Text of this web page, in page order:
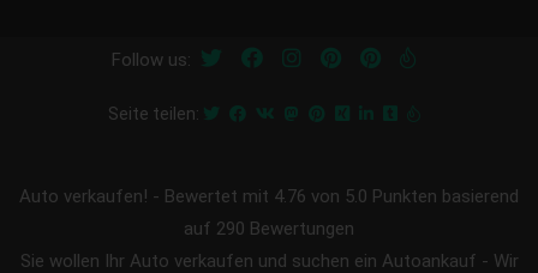
Follow us:
Seite teilen:
Auto verkaufen! - Bewertet mit 4.76 von 5.0 Punkten basierend
auf 290 Bewertungen
Sie wollen Ihr Auto verkaufen und suchen ein Autoankauf - Wir